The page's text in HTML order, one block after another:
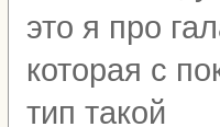
это я про
которая с
тип такой